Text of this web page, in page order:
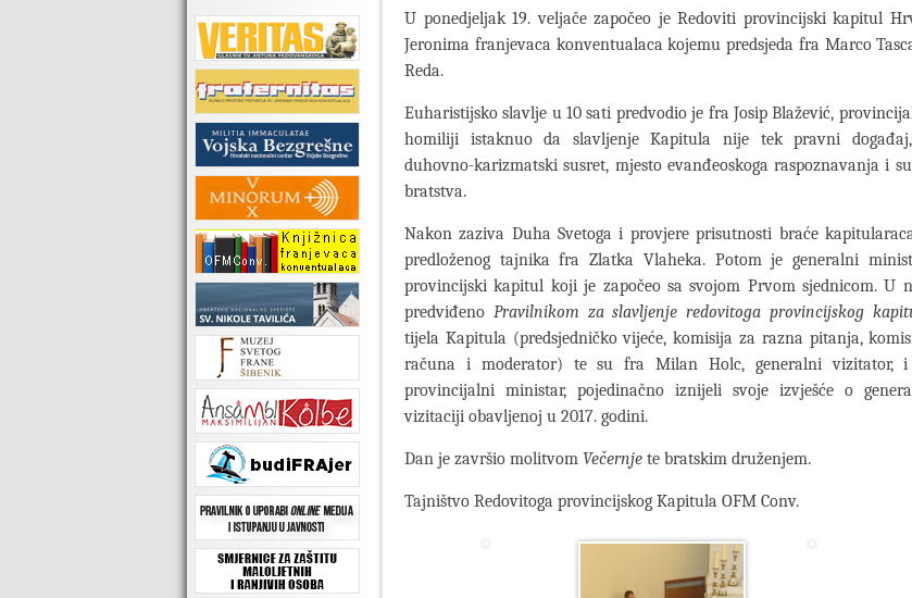
U ponedjeljak 19. veljače započeo je Redoviti provincijski kapitul
Jeronima franjevaca konventualaca kojemu predsjeda fra Marco
Reda.
Euharistijsko slavlje u 10 sati predvodio je fra Josip Blažević,
homiliji istaknuo da slavljenje Kapitula nije tek pravni
duhovno-karizmatski susret, mjesto evanđeoskoga raspoznavanja i
bratstva.
Nakon zaziva Duha Svetoga i provjere prisutnosti braće
predloženog tajnika fra Zlatka Vlaheka. Potom je generalni
provincijski kapitul koji je započeo sa svojom Prvom sjednicom. U
predviđeno Pravilnikom za slavljenje redovitoga provincijskog
tijela Kapitula (predsjedničko vijeće, komisija za razna pitanja,
računa i moderator) te su fra Milan Holc, generalni vizitator, i
provincijalni ministar, pojedinačno iznijeli svoje izvješće o
vizitaciji obavljenoj u 2017. godini.
Dan je završio molitvom Večernje te bratskim druženjem.
Tajništvo Redovitoga provincijskog Kapitula OFM Conv.